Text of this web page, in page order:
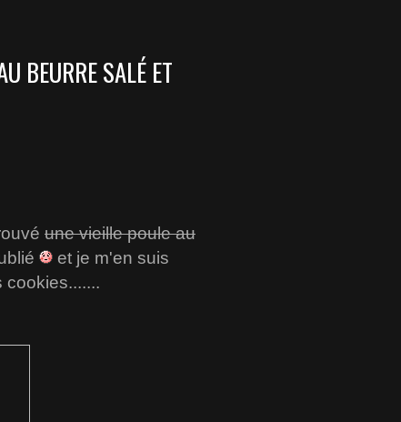
BEURRE SALÉ ET
une vieille poule au
et je m'en suis
cookies.......